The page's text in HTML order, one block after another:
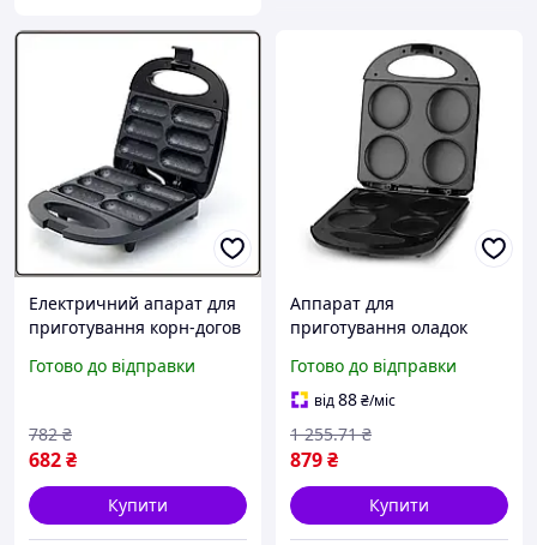
Електричний апарат для
приготування корн-догов
покриттям RAF R.2511
Готово до відправки
682₴
782 ₴
Купити
Аппарат для
приготування оладок
млинниця електрична
1600W Чорна
Готово до відправки
від88₴/міс
879₴
1 255.71 ₴
Купити